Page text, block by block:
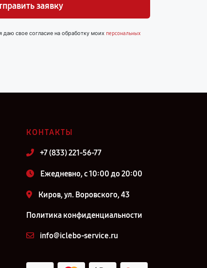
заявку
даю свое согласие на обработку моих персональных
КОНТАКТЫ
+7 (833) 221-56-77
Ежедневно, с 10:00 до 20:00
Киров, ул. Воровского, 43
Политика конфиденциальности
info@iclebo-service.ru